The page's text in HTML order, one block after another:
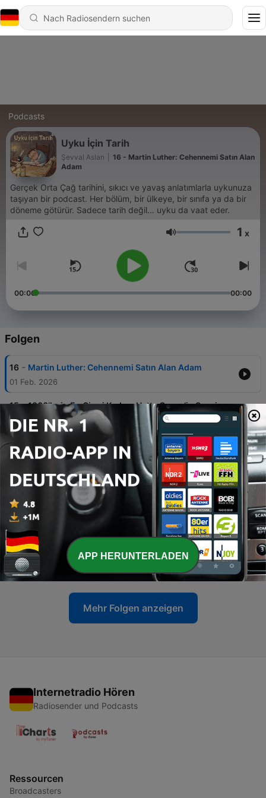
Podcasts
Uyku İçin Tarih
Şevval Aslan
16 - Martin Luther: Cehennemi Satın Alan
Adam
Gerçek Orta Çağ tarihini, sıkıcı ve yavaş anlatımlarla uykunuza
taşıyan bir podcast. Her bölüm, bir ülkeye, bir sınıfa ya da bir
döneme götürür. Sadece tarih değil… uyku da vaat eder.
Lautstärke 1 x
00:00 00:00
Folgen
16 - Martin Luther: Cehennemi Satın Alan Adam
01 Feb. 2026
15 - 1800’lerin En Cimri Kadını: Hetty Green’in Sessiz
28 Jan. 2026
14 - Görkemli Elbiseler, Görünmeyen İhtiyaçlar |
Asaletin Altındaki Tuvalet Gerçeği
24 Jan. 2026
13
Perukların altında saklanan yaralar ve doğan moda
anlayışı
21 Jan. 2026
12 - Leonardo da Vinci ve Ölüyü Anlamaya Çalışmak |
Uyku İçin Tarih
20 Jan. 2026
Mehr Folgen anzeigen
Internetradio Hören
Radiosender und Podcasts
Ressourcen
Broadcasters
APP HERUNTERLADEN